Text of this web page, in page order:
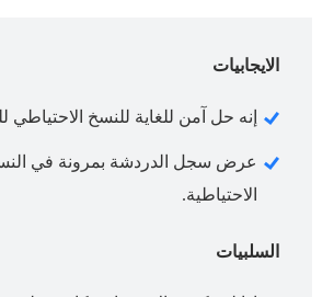
الايجابيات
إنه حل آمن للغاية للنسخ الاحتياطي
عرض سجل الدردشة بمرونة في
الاحتياطية.
السلبيات